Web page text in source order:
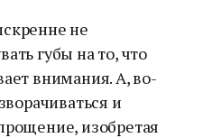
не
губы на то, что
внимания. А, во-
и
изобретая